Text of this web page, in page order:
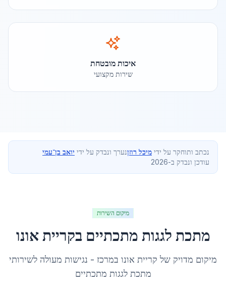
איכות מובטחת
שירות מקצועי
נכתב ותוחקר על ידי מיכל רוזןנערך ונבדק על ידי יואב בן־עמי
עודכן ונבדק ב-2026
מיקום השירות
מתכת לגגות מתכתיים בקריית אונו
מיקום מדויק של קריית אונו במרכז - נגישות מעולה לשירותי
מתכת לגגות מתכתיים